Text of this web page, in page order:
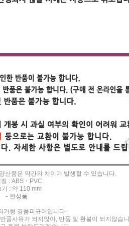
산품은 약간의 차이가 발생할 수 있습니다.
: ABS・PVC
기 : 약 110 mm
- 완성품
가형 경품피규어입니다.
품사유가 되지않아, 반품 및 환불이 되지않습